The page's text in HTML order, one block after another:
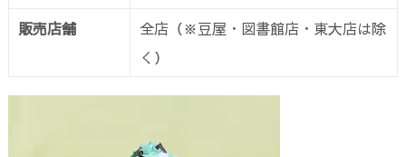
販売店舗
全店（※豆屋・図書館店・東大店は除
く）